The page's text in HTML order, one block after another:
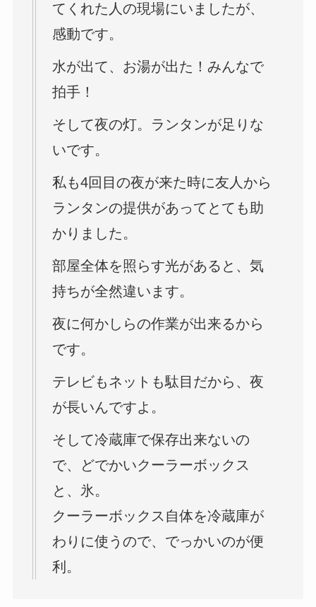
てくれた人の現場にいましたが、
感動です。
水が出て、お湯が出た！みんなで
拍手！
そして夜の灯。ランタンが足りな
いです。
私も4回目の夜が来た時に友人から
ランタンの提供があってとても助
かりました。
部屋全体を照らす光があると、気
持ちが全然違います。
夜に何かしらの作業が出来るから
です。
テレビもネットも駄目だから、夜
が長いんですよ。
そして冷蔵庫で保存出来ないの
で、どでかいクーラーボックス
と、氷。
クーラーボックス自体を冷蔵庫が
わりに使うので、でっかいのが便
利。